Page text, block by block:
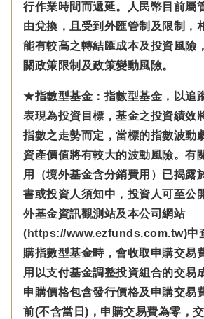
行作業時間而遞延。人民幣目前屬
由兌換，且受到外匯管制及限制，
能有較高之轉結匯成本及投資風險
關政策限制及政策變動風險。
★指數型基金：指數型基金，以追
表現為投資目標，基金之投資績效
指數之走勢而定，當標的指數波動
資產價值將有較大的波動風險。有
用（境外基金含分銷費用）已揭露
書或投資人須知中，投資人可至公
外基金資訊觀測站及本公司網站
(https://www.ezfunds.com.tw)中
購指數型基金時，會收取申購交易
用以支付基金調整投資組合的交易
申購價格包含發行價格及申購交易
前(不含當日)，申購交易費為零，